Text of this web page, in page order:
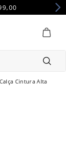
Calça Cintura Alta